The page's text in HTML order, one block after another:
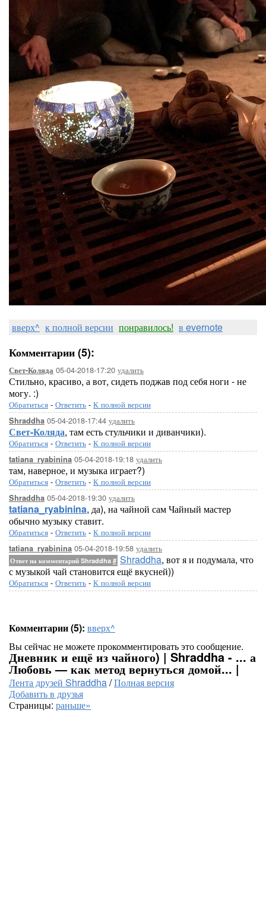
вверх^ к полной версии понравилось! в evernote
Комментарии (5):
Свет-Коляда 05-04-2018-17:20 удалить
Стильно, красиво, а вот, сидеть поджав под себя ноги - не
могу. :)
Обратиться - Ответить - К полной версии
Shraddha 05-04-2018-17:44 удалить
Свет-Коляда, там есть стульчики и диванчики).
Обратиться - Ответить - К полной версии
tatiana_ryabinina 05-04-2018-19:18 удалить
там, наверное, и музыка играет?)
Обратиться - Ответить - К полной версии
Shraddha 05-04-2018-19:30 удалить
tatiana_ryabinina, да), на чайной сам Чайный мастер
обычно музыку ставит.
Обратиться - Ответить - К полной версии
tatiana_ryabinina 05-04-2018-19:58 удалить
Ответ на комментарий Shraddha # Shraddha, вот я и подумала, что
с музыкой чай становится ещё вкусней))
Обратиться - Ответить - К полной версии
Комментарии (5): вверх^
Вы сейчас не можете прокомментировать это сообщение.
Дневник и ещё из чайного) | Shraddha - ... а
Любовь — как метод вернуться домой... |
Лента друзей Shraddha/Полная версия
Добавить в друзья
Страницы: раньше»